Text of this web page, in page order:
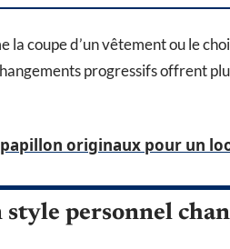
la coupe d’un vêtement ou le
progressifs offrent
papillon originaux pour un
personnel